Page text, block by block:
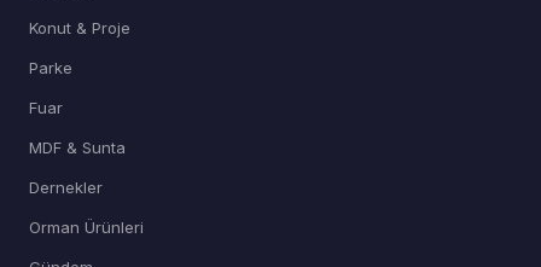
Konut & Proje
Parke
Fuar
MDF & Sunta
Dernekler
Orman Ürünleri